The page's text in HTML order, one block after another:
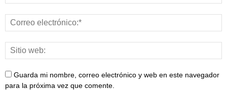
Guarda mi nombre, correo electrónico y web en este navegador
para la próxima vez que comente.